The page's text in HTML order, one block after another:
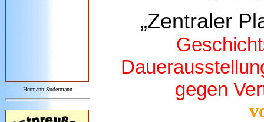
Hermann Sudermann
„Zentraler
gegen